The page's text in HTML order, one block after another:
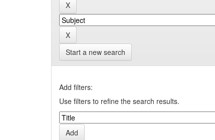
Start a new search
Add filters:
Use filters to refine the search results.